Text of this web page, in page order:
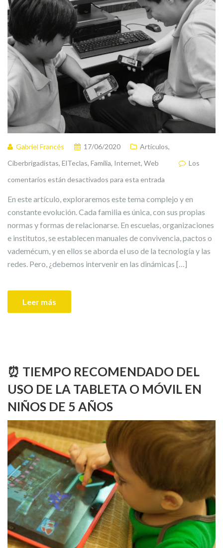
Gabriel Francés 17/06/2020 Artículos,
Ciberbrigadistas, ElTeclas, Familia, Internet, Web
Los
comentarios están desactivados para esta entrada
En este artículo, exploraremos este tema complejo y en
constante evolución. Cada familia es única, con sus propias
normas y formas de relacionarse. En escuelas, organizaciones
e institutos, se establecen manuales de convivencia, pactos o
vademécum, y en ellos se aborda el uso de la tecnología y las
redes. Pero, ¿debemos intervenir en las dinámicas […]
Leer más
⏰ TIEMPO RECOMENDADO DEL
USO DE LA TABLETA O MÓVIL EN
NIÑOS DE 5 AÑOS